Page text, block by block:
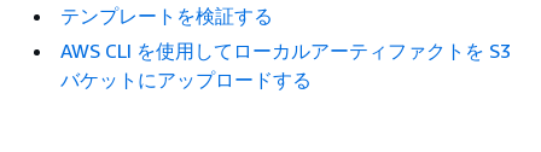
テンプレートを検証する
AWS CLI を使用してローカルアーティファクトを S3
バケットにアップロードする